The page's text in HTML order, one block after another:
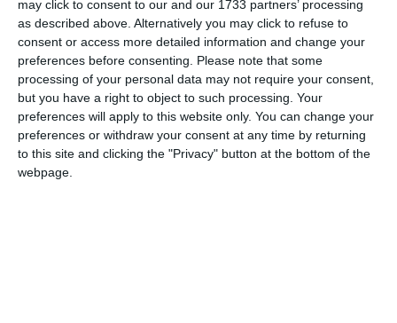
may click to consent to our and our 1733 partners’ processing
as described above. Alternatively you may click to refuse to
consent or access more detailed information and change your
preferences before consenting.
Please note that some
processing of your personal data may not require your consent,
but you have a right to object to such processing. Your
preferences will apply to this website only. You can change your
preferences or withdraw your consent at any time by returning
to this site and clicking the "Privacy" button at the bottom of the
webpage.
Urmărește-ne pe Whatsapp
Ti-a placut articolul?